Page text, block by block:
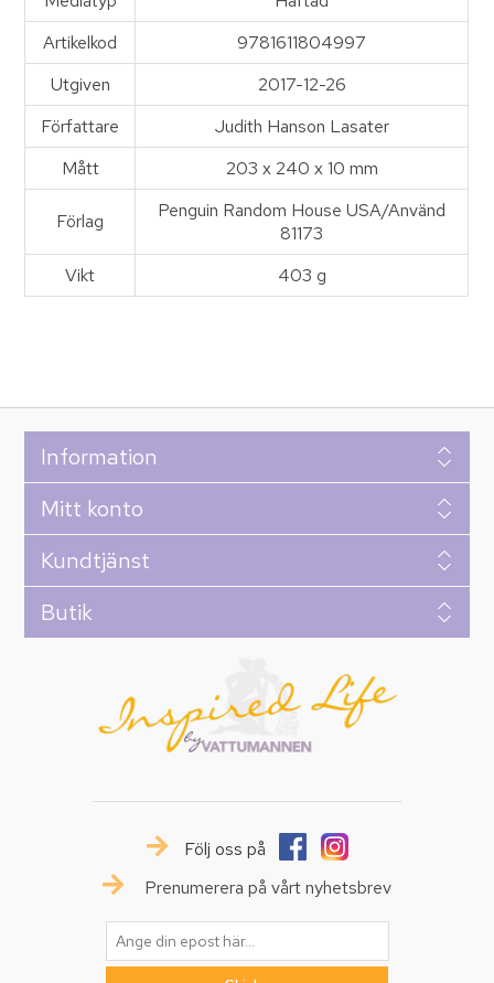
Artikelkod
9781611804997
Utgiven
2017-12-26
Författare
Judith Hanson Lasater
Mått
203 x 240 x 10 mm
Förlag
Penguin Random House USA/Använd
81173
Vikt
403 g
Information
Mitt konto
Kundtjänst
Butik
Följ oss på
Prenumerera på vårt nyhetsbrev